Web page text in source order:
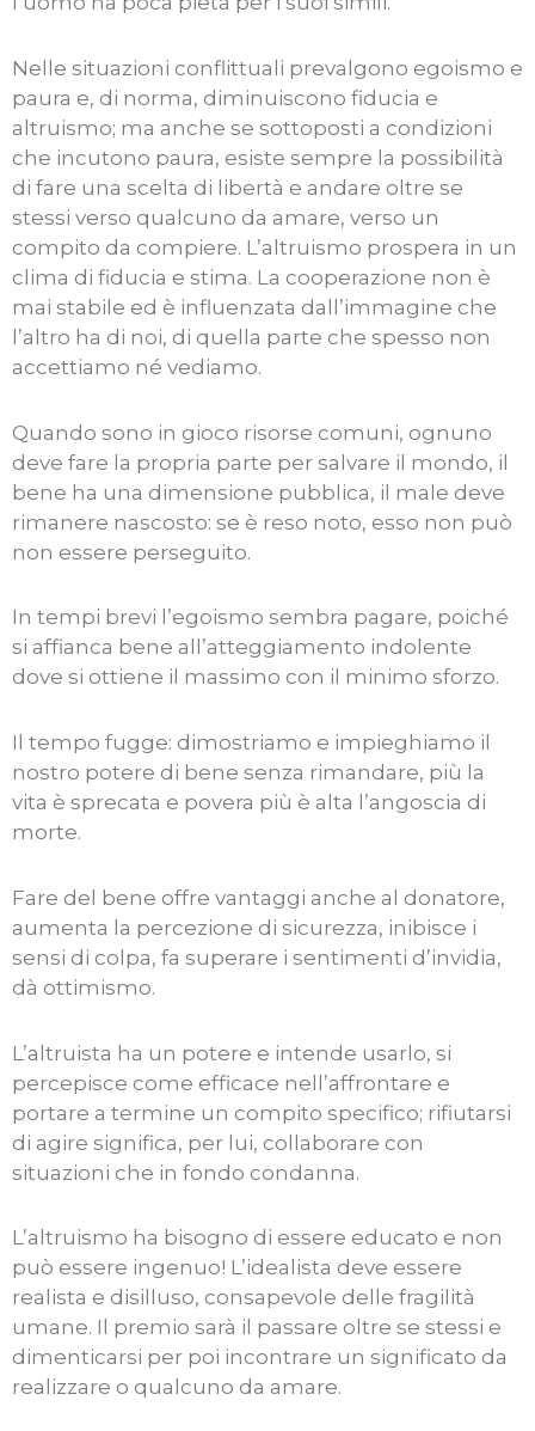
Nelle situazioni conflittuali prevalgono egoismo e
paura e, di norma, diminuiscono fiducia e
altruismo; ma anche se sottoposti a condizioni
che incutono paura, esiste sempre la possibilità
di fare una scelta di libertà e andare oltre se
stessi verso qualcuno da amare, verso un
compito da compiere. L’altruismo prospera in un
clima di fiducia e stima. La cooperazione non è
mai stabile ed è influenzata dall’immagine che
l’altro ha di noi, di quella parte che spesso non
accettiamo né vediamo.
Quando sono in gioco risorse comuni, ognuno
deve fare la propria parte per salvare il mondo, il
bene ha una dimensione pubblica, il male deve
rimanere nascosto: se è reso noto, esso non può
non essere perseguito.
In tempi brevi l’egoismo sembra pagare, poiché
si affianca bene all’atteggiamento indolente
dove si ottiene il massimo con il minimo sforzo.
Il tempo fugge: dimostriamo e impieghiamo il
nostro potere di bene senza rimandare, più la
vita è sprecata e povera più è alta l’angoscia di
morte.
Fare del bene offre vantaggi anche al donatore,
aumenta la percezione di sicurezza, inibisce i
sensi di colpa, fa superare i sentimenti d’invidia,
dà ottimismo.
L’altruista ha un potere e intende usarlo, si
percepisce come efficace nell’affrontare e
portare a termine un compito specifico; rifiutarsi
di agire significa, per lui, collaborare con
situazioni che in fondo condanna.
L’altruismo ha bisogno di essere educato e non
può essere ingenuo! L’idealista deve essere
realista e disilluso, consapevole delle fragilità
umane. Il premio sarà il passare oltre se stessi e
dimenticarsi per poi incontrare un significato da
realizzare o qualcuno da amare.